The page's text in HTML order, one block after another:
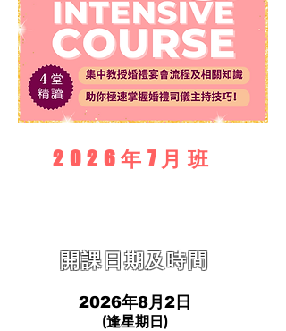
2026年7月班
​開課日期及時間
2026年8月2日
(逢星期日)